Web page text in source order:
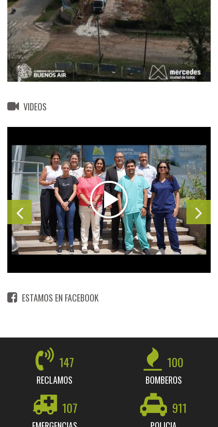
VIDEOS
ESTAMOS EN FACEBOOK
147
RECLAMOS
100
BOMBEROS
107 911